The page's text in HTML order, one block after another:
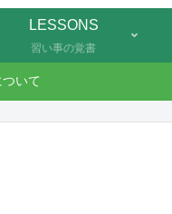
LESSONS
習い事の覚書
いて